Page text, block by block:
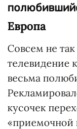
Европа
Совсем не
телевидение
весьма
кусочек
«приемочной